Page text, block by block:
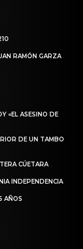
RAMÓN GARZA
«EL ASESINO DE
DE UN TAMBO
CÚETARA
INDEPENDENCIA
AÑOS